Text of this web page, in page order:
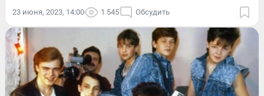
23 июня, 2023, 14:00 1 545 Обсудить